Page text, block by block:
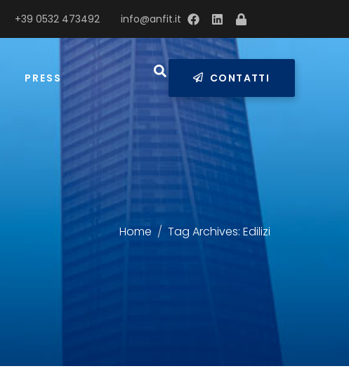
info@anfit.it
+39 0532 473492
PRESS CONTATTI
Home Tag Archives: Edilizi